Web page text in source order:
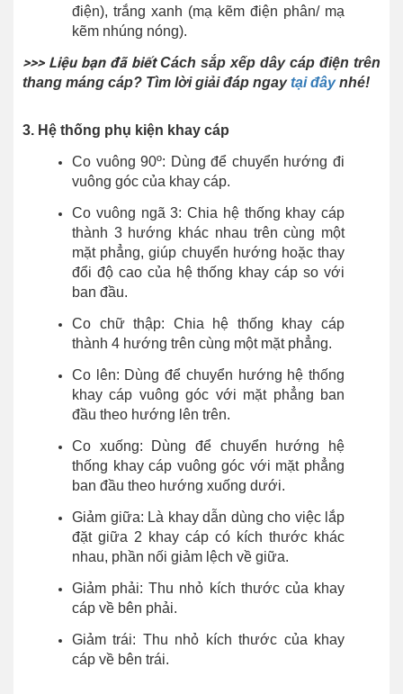
điện), trắng xanh (mạ kẽm điện phân/ mạ
kẽm nhúng nóng).
>>> Liệu bạn đã biếtCách sắp xếp dây cáp điện trên
thang máng cáp? Tìm lời giải đáp ngaytại đâynhé!
3. Hệ thống phụ kiện khay cáp
Co vuông 90º: Dùng để chuyển hướng đi
vuông góc của khay cáp.
Co vuông ngã 3: Chia hệ thống khay cáp
thành 3 hướng khác nhau trên cùng một
mặt phẳng, giúp chuyển hướng hoặc thay
đổi độ cao của hệ thống khay cáp so với
ban đầu.
Co chữ thập: Chia hệ thống khay cáp
thành 4 hướng trên cùng một mặt phẳng.
Co lên: Dùng để chuyển hướng hệ thống
khay cáp vuông góc với mặt phẳng ban
đầu theo hướng lên trên.
Co xuống: Dùng để chuyển hướng hệ
thống khay cáp vuông góc với mặt phẳng
ban đầu theo hướng xuống dưới.
Giảm giữa: Là khay dẫn dùng cho việc lắp
đặt giữa 2 khay cáp có kích thước khác
nhau, phần nối giảm lệch về giữa.
Giảm phải: Thu nhỏ kích thước của khay
cáp về bên phải.
Giảm trái: Thu nhỏ kích thước của khay
cáp về bên trái.